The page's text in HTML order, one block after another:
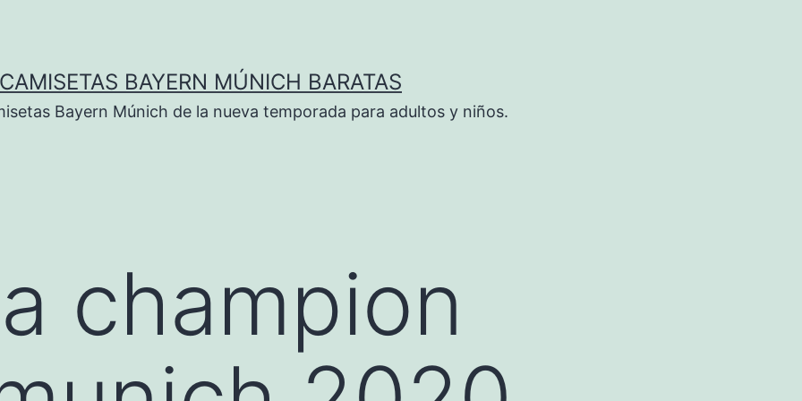
CAMISETAS BAYERN MÚNICH BARATAS
Bayern Múnich de la nueva temporada para adultos y niños.
champion